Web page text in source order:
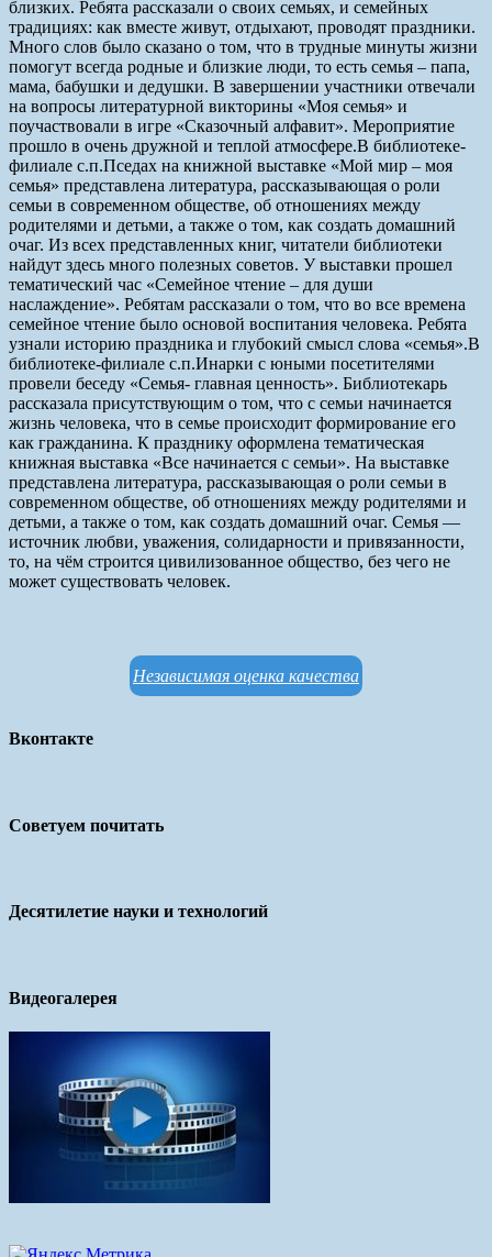
близких. Ребята рассказали о своих семьях, и семейных
традициях: как вместе живут, отдыхают, проводят праздники.
Много слов было сказано о том, что в трудные минуты жизни
помогут всегда родные и близкие люди, то есть семья – папа,
мама, бабушки и дедушки. В завершении участники отвечали
на вопросы литературной викторины «Моя семья» и
поучаствовали в игре «Сказочный алфавит». Мероприятие
прошло в очень дружной и теплой атмосфере.В библиотеке-
филиале с.п.Пседах на книжной выставке «Мой мир – моя
семья» представлена литература, рассказывающая о роли
семьи в современном обществе, об отношениях между
родителями и детьми, а также о том, как создать домашний
очаг. Из всех представленных книг, читатели библиотеки
найдут здесь много полезных советов. У выставки прошел
тематический час «Семейное чтение – для души
наслаждение». Ребятам рассказали о том, что во все времена
семейное чтение было основой воспитания человека. Ребята
узнали историю праздника и глубокий смысл слова «семья».B
библиотеке-филиале с.п.Инарки с юными посетителями
провели беседу «Семья- главная ценность». Библиотекарь
рассказала присутствующим о том, что с семьи начинается
жизнь человека, что в семье происходит формирование его
как гражданина. К празднику оформлена тематическая
книжная выставка «Все начинается с семьи». На выставке
представлена литература, рассказывающая о роли семьи в
современном обществе, об отношениях между родителями и
детьми, а также о том, как создать домашний очаг. Семья —
источник любви, уважения, солидарности и привязанности,
то, на чём строится цивилизованное общество, без чего не
может существовать человек.
Независимая оценка качества
Вконтакте
Советуем почитать
Десятилетие науки и технологий
Видеогалерея